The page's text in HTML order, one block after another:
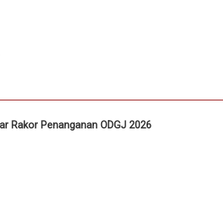
Rakor Penanganan ODGJ 2026